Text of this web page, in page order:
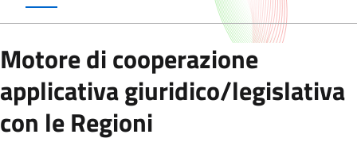
Motore di cooperazione
applicativa giuridico/legislativa
con le Regioni